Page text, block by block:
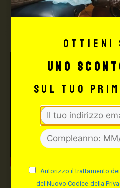
Ottieni
uno
sul tuo
Autorizzo il trattamento
del Nuovo Codice della